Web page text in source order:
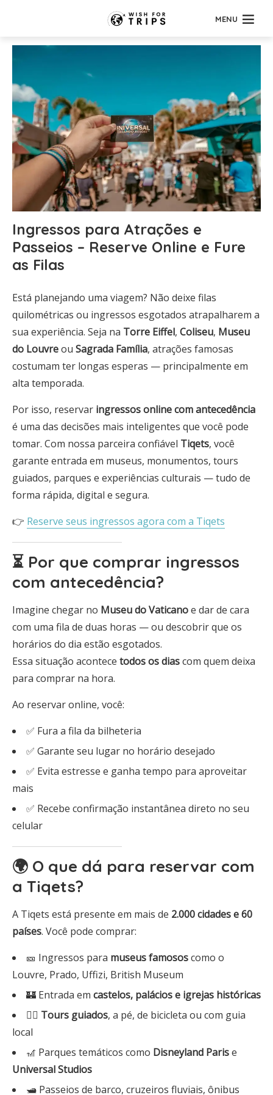
MENU
Ingressos para Atrações e
Passeios – Reserve Online e Fure
as Filas
Está planejando uma viagem? Não deixe filas
quilométricas ou ingressos esgotados atrapalharem a
sua experiência. Seja na Torre Eiffel, Coliseu, Museu
do Louvreou Sagrada Família, atrações famosas
costumam ter longas esperas — principalmente em
alta temporada.
Por isso, reservar ingressos online com antecedência
é uma das decisões mais inteligentes que você pode
tomar. Com nossa parceira confiável Tiqets, você
garante entrada em museus, monumentos, tours
guiados, parques e experiências culturais — tudo de
forma rápida, digital e segura.
👉 Reserve seus ingressos agora com a Tiqets
⏳ Por que comprar ingressos
com antecedência?
Imagine chegar no Museu do Vaticanoe dar de cara
com uma fila de duas horas — ou descobrir que os
horários do dia estão esgotados.
Essa situação acontece todos os diascom quem deixa
para comprar na hora.
Ao reservar online, você:
✅ Fura a fila da bilheteria
✅ Garante seu lugar no horário desejado
✅ Evita estresse e ganha tempo para aproveitar
mais
✅ Recebe confirmação instantânea direto no seu
celular
🌍 O que dá para reservar com
a Tiqets?
A Tiqets está presente em mais de 2.000 cidades e 60
países. Você pode comprar:
🎫 Ingressos para museus famososcomo o
Louvre, Prado, Uffizi, British Museum
🏰 Entrada em castelos, palácios e igrejas históricas
🚶‍♀️ Tours guiados, a pé, de bicicleta ou com guia
local
🎢 Parques temáticos como Disneyland Parise
Universal Studios
🛥️ Passeios de barco, cruzeiros fluviais, ônibus